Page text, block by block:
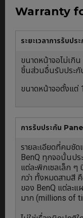
Warranty
ระยะเวลาการรับปร
ขนาดหน้าจอไม่เกิ
ชิ้นส่วนอื่นรับประกั
ขนาดหน้าจอตั้งแต่
การรับประกัน
รายละเอียดที่คมชั
BenQ ทุกจอนั้นปร
แต่ละพิกเซลเล็ก ๆ
กว่า ทั้งหมดสามสี
ของ BenQ แต่ละแ
มาก (millions of